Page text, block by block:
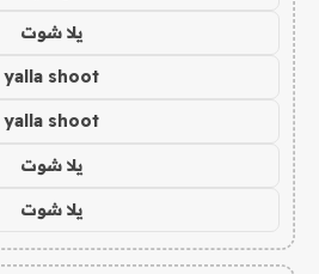
يلا شوت
yalla shoot
yalla shoot
يلا شوت
يلا شوت